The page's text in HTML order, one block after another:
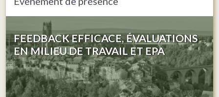
FEEDBACK EFFICACE, ÉVALUATIONS
EN MILIEU DE TRAVAIL ET EPA